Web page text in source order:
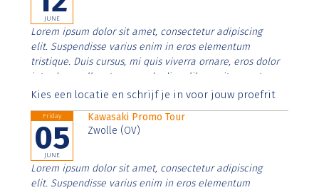
JUNE
Lorem ipsum dolor sit amet, consectetur adipiscing
elit. Suspendisse varius enim in eros elementum
tristique. Duis cursus, mi quis viverra ornare, eros dolor
interdum nulla, ut commodo diam libero vitae erat.
Aenean faucibus nibh et justo cursus id rutrum lorem
Kies een locatie en schrijf je in voor jouw proefrit
Friday
05
JUNE
Kawasaki Promo Tour
Zwolle (OV)
Lorem ipsum dolor sit amet, consectetur adipiscing
elit. Suspendisse varius enim in eros elementum